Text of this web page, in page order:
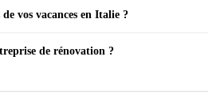
vos vacances en Italie ?
de rénovation ?